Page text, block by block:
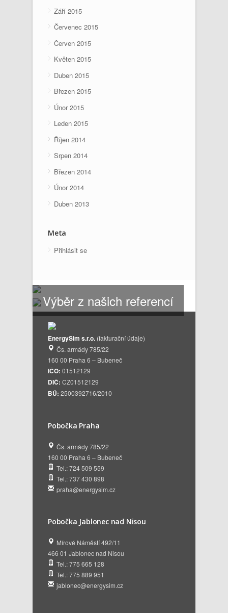
Září 2015
Červenec 2015
Červen 2015
Květen 2015
Duben 2015
Březen 2015
Únor 2015
Leden 2015
Říjen 2014
Srpen 2014
Březen 2014
Únor 2014
Duben 2013
Meta
Přihlásit se
Výběr z našich referencí
EnergySim s.r.o. (fakturační údaje)
Čs. armády 785/22
160 00 Praha 6 – Bubeneč
IČO: 01512129
DIČ: CZ01512129
BÚ: 2500392716/2010
Pobočka Praha
Čs. armády 785/22
160 00 Praha 6 – Bubeneč
Tel.: 724 509 559
Tel.: 737 430 898
praha@energysim.cz
Pobočka Jablonec nad Nisou
Mírové Náměstí 492/11
466 01 Jablonec nad Nisou
Tel.: 775 665 128
Tel.: 775 889 951
jablonec@energysim.cz